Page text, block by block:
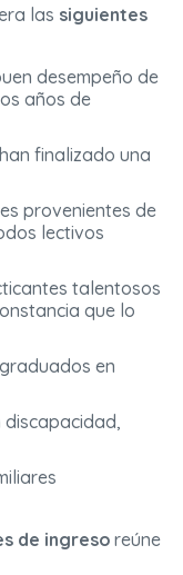
las siguientes
desempeño de
años de
finalizado una
provenientes de
lectivos
talentosos
que lo
en
discapacidad,
de ingresoreúne